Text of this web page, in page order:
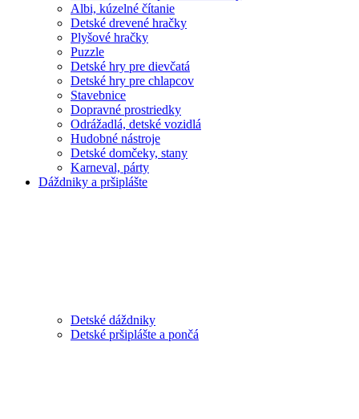
Albi, kúzelné čítanie
Detské drevené hračky
Plyšové hračky
Puzzle
Detské hry pre dievčatá
Detské hry pre chlapcov
Stavebnice
Dopravné prostriedky
Odrážadlá, detské vozidlá
Hudobné nástroje
Detské domčeky, stany
Karneval, párty
Dáždniky a pršiplášte
Detské dáždniky
Detské pršiplášte a pončá